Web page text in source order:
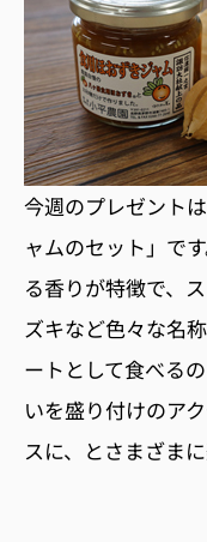
今週のプレゼント
ャムのセット」で
る香りが特徴で、
ズキなど色々な名
ートとして食べる
いを盛り付けのア
スに、とさまざまに